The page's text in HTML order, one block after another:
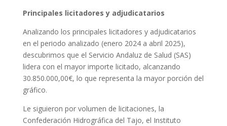
Principales licitadores y adjudicatarios
Analizando los principales licitadores y adjudicatarios
en el periodo analizado (enero 2024 a abril 2025),
descubrimos que el Servicio Andaluz de Salud (SAS)
lidera con el mayor importe licitado, alcanzando
30.850.000,00€, lo que representa la mayor porción del
gráfico.
Le siguieron por volumen de licitaciones, la
Confederación Hidrográfica del Tajo, el Instituto